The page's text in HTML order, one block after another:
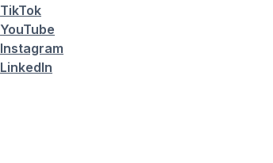
TikTok
YouTube
Instagram
LinkedIn